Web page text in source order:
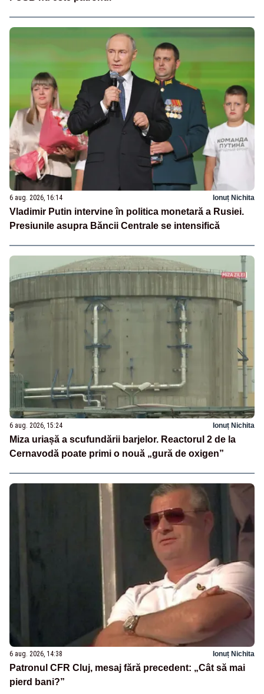
6 aug. 2026, 16:14 Ionuț Nichita
Vladimir Putin intervine în politica monetară a Rusiei.
Presiunile asupra Băncii Centrale se intensifică
6 aug. 2026, 15:24 Ionuț Nichita
Miza uriașă a scufundării barjelor. Reactorul 2 de la
Cernavodă poate primi o nouă „gură de oxigen”
6 aug. 2026, 14:38 Ionuț Nichita
Patronul CFR Cluj, mesaj fără precedent: „Cât să mai
pierd bani?”